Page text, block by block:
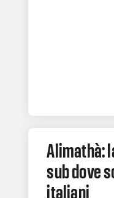
Alimathà:
sub dove
italiani